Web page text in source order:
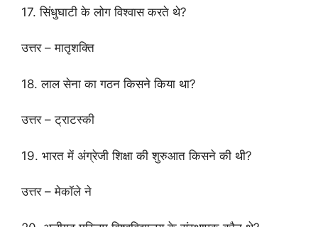
17. सिंधुघाटी के लोग विश्वास करते थे?
उत्तर – मातृशक्ति
18. लाल सेना का गठन किसने किया था?
उत्तर – ट्राटस्की
19. भारत में अंग्रेजी शिक्षा की शुरुआत किसने की थी?
उत्तर – मेकॉले ने